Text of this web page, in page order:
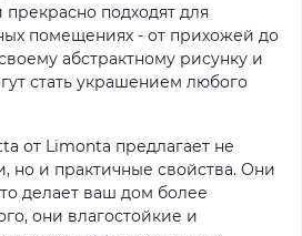
подходят для
помещениях - от прихожей до
абстрактному рисунку и
стать украшением любого
от Limonta предлагает не
но и практичные свойства. Они
делает ваш дом более
они влагостойкие и